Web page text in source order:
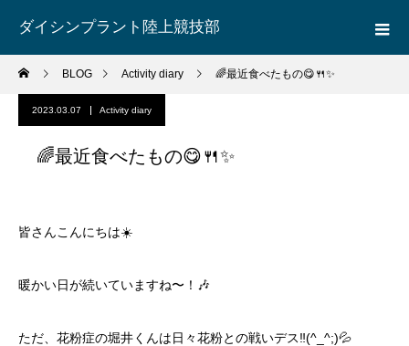
ダイシンプラント陸上競技部
BLOG Activity diary 🌈最近食べたもの😋🍴✨
2023.03.07 Activity diary
🌈最近食べたもの😋🍴✨
皆さんこんにちは☀️
暖かい日が続いていますね〜！🎶
ただ、花粉症の堀井くんは日々花粉との戦いデス‼️(^_^;)💦